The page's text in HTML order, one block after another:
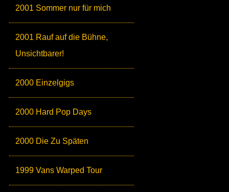
2001 Sommer nur für mich
2001 Rauf auf die Bühne,
Unsichtbarer!
2000 Einzelgigs
2000 Hard Pop Days
2000 Die Zu Späten
1999 Vans Warped Tour